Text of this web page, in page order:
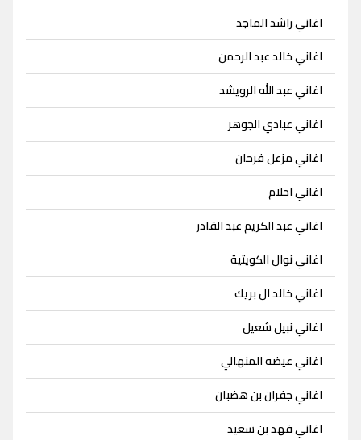
اغاني راشد الماجد
اغاني خالد عبد الرحمن
اغاني عبد الله الرويشد
اغاني عبادي الجوهر
اغاني مزعل فرحان
اغاني احلام
اغاني عبد الكريم عبد القادر
اغاني نوال الكويتية
اغاني خالد ال بريك
اغاني نبيل شعيل
اغاني عيضه المنهالي
اغاني جفران بن هضبان
اغاني فهد بن سعيد